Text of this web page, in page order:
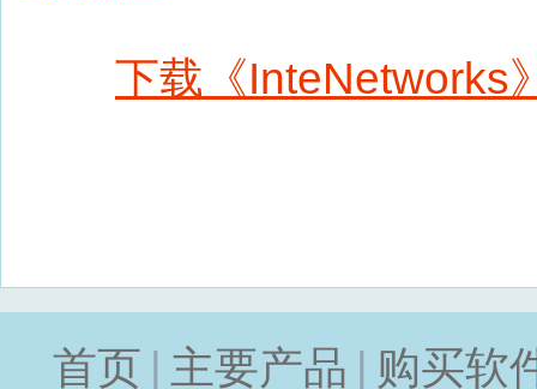
下载《InteNetworks
首页 主要产品 购买软